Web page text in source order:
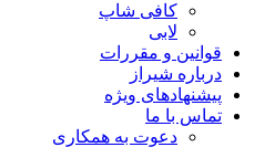
کافی شاپ
لابی
قوانین و مقررات
درباره شیراز
پیشنهادهای ویژه
تماس با ما
دعوت به همکاری